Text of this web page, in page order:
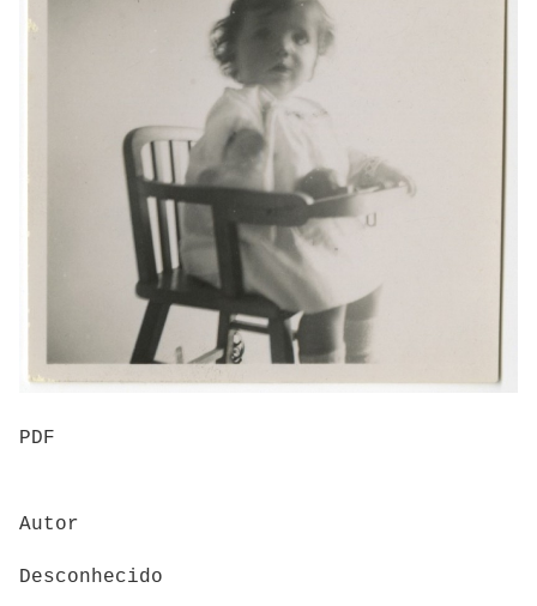
PDF
Autor
Desconhecido